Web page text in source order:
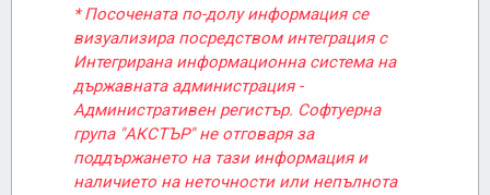
* Посочената по-долу информация се
визуализира посредством интеграция с
Интегрирана информационна система на
държавната администрация -
Административен регистър. Софтуерна
група "АКСТЪР" не отговаря за
поддържането на тази информация и
наличието на неточности или непълнота